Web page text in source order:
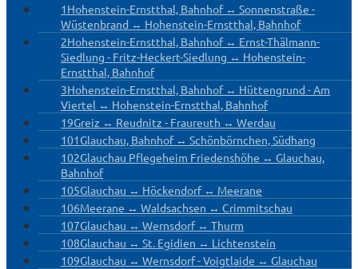
1Hohenstein-Ernstthal, Bahnhof ↔ Sonnenstraße -
Wüstenbrand ↔ Hohenstein-Ernstthal, Bahnhof
2Hohenstein-Ernstthal, Bahnhof ↔ Ernst-Thälmann-
Siedlung - Fritz-Heckert-Siedlung ↔ Hohenstein-
Ernstthal, Bahnhof
3Hohenstein-Ernstthal, Bahnhof ↔ Hüttengrund - Am
Viertel ↔ Hohenstein-Ernstthal, Bahnhof
19Greiz ↔ Reudnitz - Fraureuth ↔ Werdau
101Glauchau, Bahnhof ↔ Schönbörnchen, Südhang
102Glauchau Pflegeheim Friedenshöhe ↔ Glauchau,
Bahnhof
105Glauchau ↔ Höckendorf ↔ Meerane
106Meerane ↔ Waldsachsen ↔ Crimmitschau
107Glauchau ↔ Wernsdorf ↔ Thurm
108Glauchau ↔ St. Egidien ↔ Lichtenstein
109Glauchau ↔ Wernsdorf - Voigtlaide ↔ Glauchau